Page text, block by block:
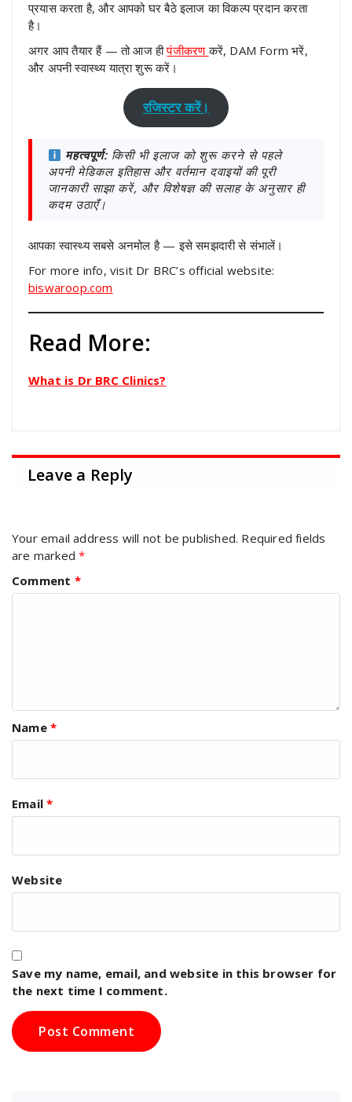
प्रयास करता है, और आपको घर बैठे इलाज का विकल्प प्रदान करता
है।
अगर आप तैयार हैं — तो आज हीपंजीकरणकरें, DAM Form भरें,
और अपनी स्वास्थ्य यात्रा शुरू करें।
रजिस्टर करें।
महत्वपूर्ण: किसी भी इलाज को शुरू करने से पहले
अपनी मेडिकल इतिहास और वर्तमान दवाइयों की पूरी
जानकारी साझा करें, और विशेषज्ञ की सलाह के अनुसार ही
कदम उठाएँ।
आपका स्वास्थ्य सबसे अनमोल है — इसे समझदारी से संभालें।
For more info, visit Dr BRC’s official website:
biswaroop.com
Read More:
What is Dr BRC Clinics?
Leave a Reply
Your email address will not be published. Required fields
are marked*
Comment *
Name *
Email*
Website
Save my name, email, and website in this browser for
the next time I comment.